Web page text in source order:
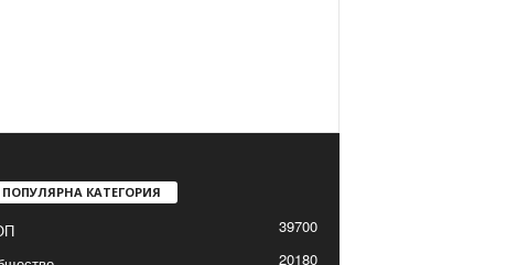
ПОПУЛЯРНА КАТЕГОРИЯ
39700
20180